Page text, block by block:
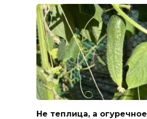
Не теплица, а огуречное